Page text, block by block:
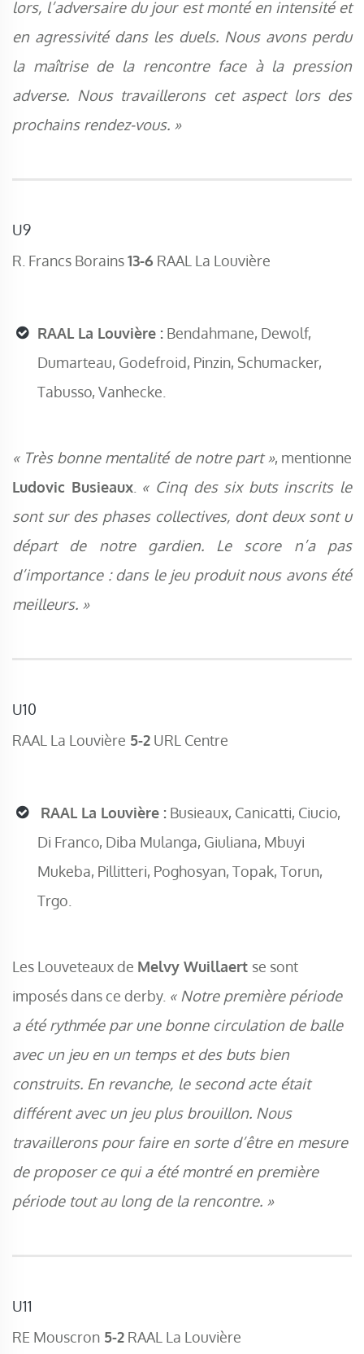
lors, l’adversaire du jour est monté en intensité et
en agressivité dans les duels. Nous avons perdu
la maîtrise de la rencontre face à la pression
adverse. Nous travaillerons cet aspect lors des
prochains rendez-vous. »
U9
R. Francs Borains13-6 RAAL La Louvière
RAAL La Louvière : Bendahmane, Dewolf,
Dumarteau, Godefroid, Pinzin, Schumacker,
Tabusso, Vanhecke.
« Très bonne mentalité de notre part », mentionne
Ludovic Busieaux. « Cinq des six buts inscrits le
sont sur des phases collectives, dont deux sont u
départ de notre gardien. Le score n’a pas
d’importance : dans le jeu produit nous avons été
meilleurs. »
U10
RAAL La Louvière 5-2 URL Centre
RAAL La Louvière : Busieaux, Canicatti, Ciucio,
Di Franco, Diba Mulanga, Giuliana, Mbuyi
Mukeba, Pillitteri, Poghosyan, Topak, Torun,
Trgo.
Les Louveteaux de Melvy Wuillaert se sont
imposés dans ce derby. « Notre première période
a été rythmée par une bonne circulation de balle
avec un jeu en un temps et des buts bien
construits. En revanche, le second acte était
différent avec un jeu plus brouillon. Nous
travaillerons pour faire en sorte d’être en mesure
de proposer ce qui a été montré en première
période tout au long de la rencontre. »
U11
RE Mouscron 5-2 RAAL La Louvière